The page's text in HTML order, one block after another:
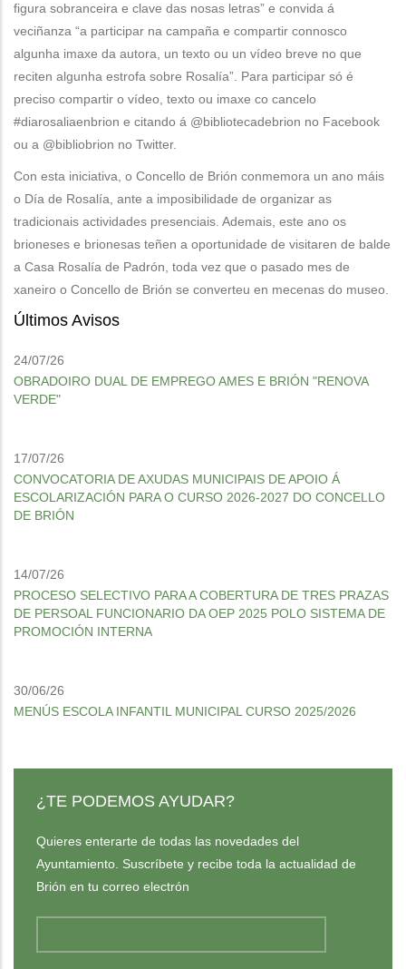
figura sobranceira e clave das nosas letras” e convida á
veciñanza “a participar na campaña e compartir connosco
algunha imaxe da autora, un texto ou un vídeo breve no que
reciten algunha estrofa sobre Rosalía”. Para participar só é
preciso compartir o vídeo, texto ou imaxe co cancelo
#diarosaliaenbrion e citando á @bibliotecadebrion no Facebook
ou a @bibliobrion no Twitter.
Con esta iniciativa, o Concello de Brión conmemora un ano máis
o Día de Rosalía, ante a imposibilidade de organizar as
tradicionais actividades presenciais. Ademais, este ano os
brioneses e brionesas teñen a oportunidade de visitaren de balde
a Casa Rosalía de Padrón, toda vez que o pasado mes de
xaneiro o Concello de Brión se converteu en mecenas do museo.
Últimos Avisos
24/07/26
OBRADOIRO DUAL DE EMPREGO AMES E BRIÓN "RENOVA
VERDE"
17/07/26
CONVOCATORIA DE AXUDAS MUNICIPAIS DE APOIO Á
ESCOLARIZACIÓN PARA O CURSO 2026-2027 DO CONCELLO
DE BRIÓN
14/07/26
PROCESO SELECTIVO PARA A COBERTURA DE TRES PRAZAS
DE PERSOAL FUNCIONARIO DA OEP 2025 POLO SISTEMA DE
PROMOCIÓN INTERNA
30/06/26
MENÚS ESCOLA INFANTIL MUNICIPAL CURSO 2025/2026
¿TE PODEMOS AYUDAR?
Quieres enterarte de todas las novedades del
Ayuntamiento. Suscríbete y recibe toda la actualidad de
Brión en tu correo electrón